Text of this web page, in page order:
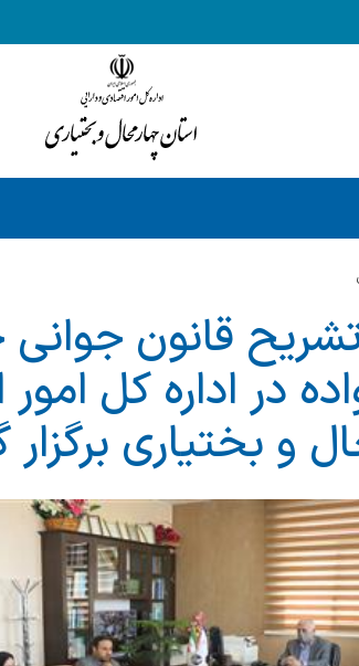
تشریح قانون
در اداره كل
و بختیاری برگزار